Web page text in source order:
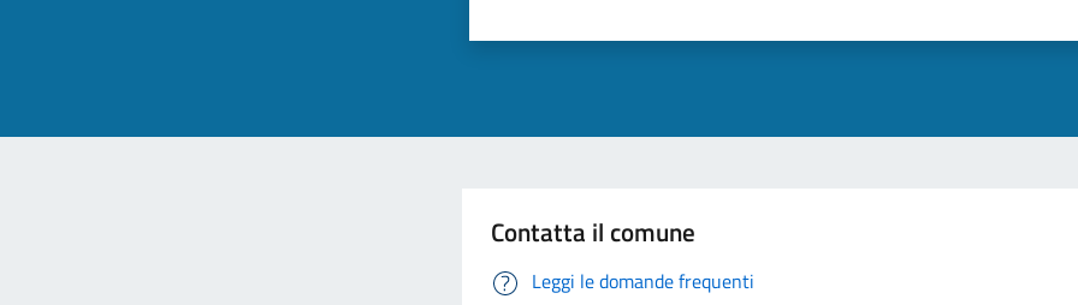
Contatta il comune
Leggi le domande frequenti